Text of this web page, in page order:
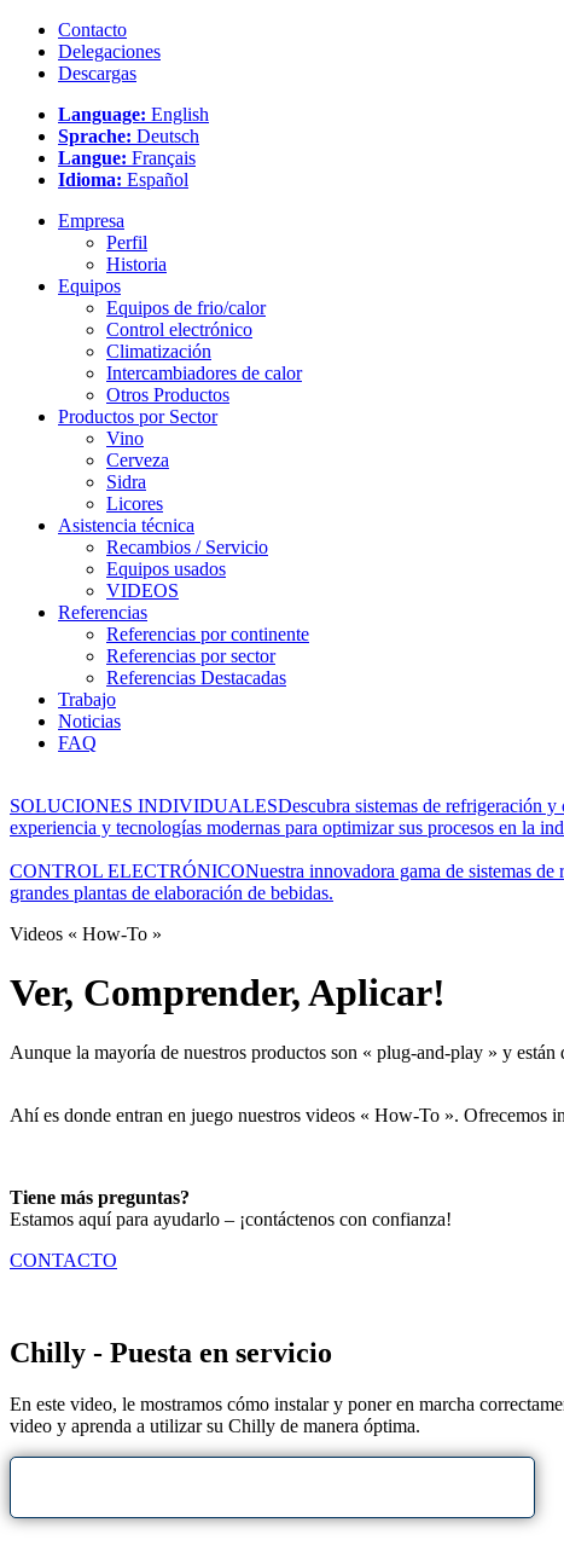
Contacto
Delegaciones
Descargas
Language: English
Sprache: Deutsch
Langue: Français
Idioma: Español
Empresa
Perfil
Historia
Equipos
Equipos de frio/calor
Control electrónico
Climatización
Intercambiadores de calor
Otros Productos
Productos por Sector
Vino
Cerveza
Sidra
Licores
Asistencia técnica
Recambios / Servicio
Equipos usados
VIDEOS
Referencias
Referencias por continente
Referencias por sector
Referencias Destacadas
Trabajo
Noticias
FAQ
SOLUCIONES INDIVIDUALESDescubra sistemas de refrigeración
experiencia y tecnologías modernas para optimizar sus procesos en la
CONTROL ELECTRÓNICONuestra innovadora gama de sistemas
grandes plantas de elaboración de bebidas.
Videos « How-To »
Ver, Comprender, Aplicar!
Aunque la mayoría de nuestros productos son « plug-and-play » y
Ahí es donde entran en juego nuestros videos « How-To ». Ofrecemos
Tiene más preguntas?
Estamos aquí para ayudarlo – ¡contáctenos con confianza!
CONTACTO
Chilly - Puesta en servicio
En este video, le mostramos cómo instalar y poner en marcha
video y aprenda a utilizar su Chilly de manera óptima.